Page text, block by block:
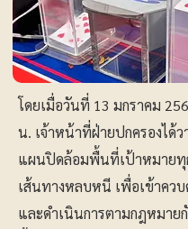
โดยเมื่อวันที่ 13 มกราคม
น. เจ้าหน้าที่ฝ่ายปกครองได้ว
แผนปิดล้อมพื้นที่เป้าหมาย
เส้นทางหลบหนี เพื่อเข้าคว
และดำเนินการตามกฎหมาย